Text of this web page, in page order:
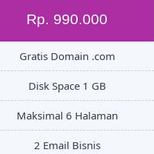
Rp. 990.000
Gratis Domain .com
Disk Space 1 GB
Maksimal 6 Halaman
2 Email Bisnis